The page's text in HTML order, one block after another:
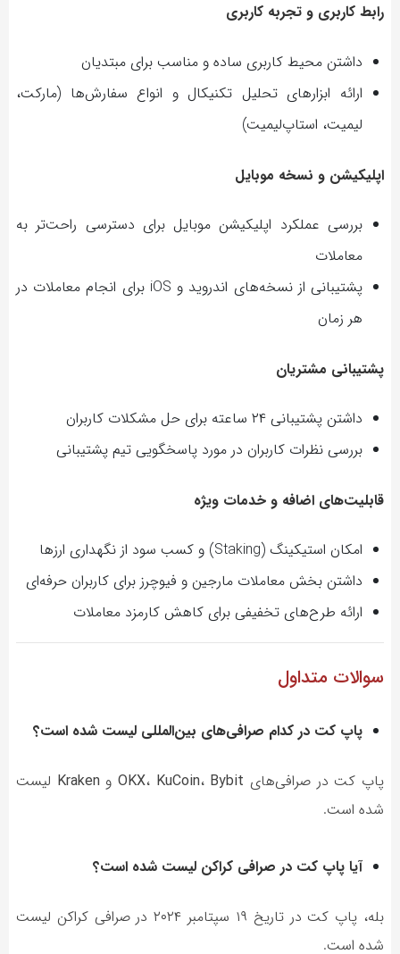
رابط کاربری و تجربه کاربری
داشتن محیط کاربری ساده و مناسب برای مبتدیان
ارائه ابزارهای تحلیل تکنیکال و انواع سفارش‌ها (مارکت،
لیمیت، استاپ‌لیمیت)
اپلیکیشن و نسخه موبایل
بررسی عملکرد اپلیکیشن موبایل برای دسترسی راحت‌تر به
معاملات
پشتیبانی از نسخه‌های اندروید و iOS برای انجام معاملات در
هر زمان
پشتیبانی مشتریان
داشتن پشتیبانی ۲۴ ساعته برای حل مشکلات کاربران
بررسی نظرات کاربران در مورد پاسخگویی تیم پشتیبانی
قابلیت‌های اضافه و خدمات ویژه
امکان استیکینگ (Staking) و کسب سود از نگهداری ارزها
داشتن بخش معاملات مارجین و فیوچرز برای کاربران حرفه‌ای
ارائه طرح‌های تخفیفی برای کاهش کارمزد معاملات
سوالات متداول
پاپ کت در کدام صرافی‌های بین‌المللی لیست شده است؟
پاپ کت در صرافی‌های OKX، KuCoin، Bybit وKraken لیست
شده است.
آیا پاپ کت در صرافی کراکن لیست شده است؟
بله، پاپ کت در تاریخ ۱۹ سپتامبر ۲۰۲۴ در صرافی کراکن لیست
شده است.